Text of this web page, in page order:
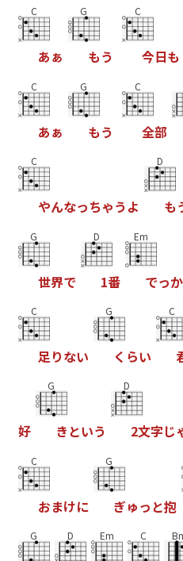
C
あぁ
G
もう
C
今日も
C
あぁ
G
もう
C
全部
C
やんなっちゃう よ
D
も
G
世界で
D
1番
Em
でっか
C
足りない
G
く らい
C
好
G
き という
D
2文字じ
C
おまけに
G
ぎゅっ と抱
G D Em C